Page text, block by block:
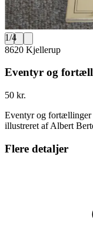
1/4
8620 Kjellerup
Eventyr og
50 kr.
Eventyr og fortællinger
illustreret af Albert
Flere detaljer